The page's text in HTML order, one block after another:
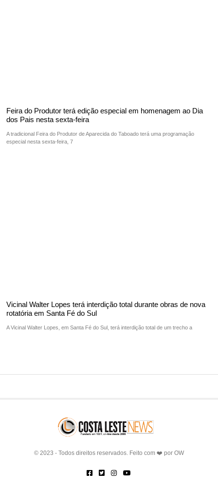
Feira do Produtor terá edição especial em homenagem ao Dia
dos Pais nesta sexta-feira
A tradicional Feira do Produtor de Aparecida do Taboado terá uma programação
especial nesta sexta-feira, 7
Vicinal Walter Lopes terá interdição total durante obras de nova
rotatória em Santa Fé do Sul
A Vicinal Walter Lopes, em Santa Fé do Sul, terá interdição total de um trecho a
© 2023 - Todos direitos reservados. Feito com ❤️ por OW